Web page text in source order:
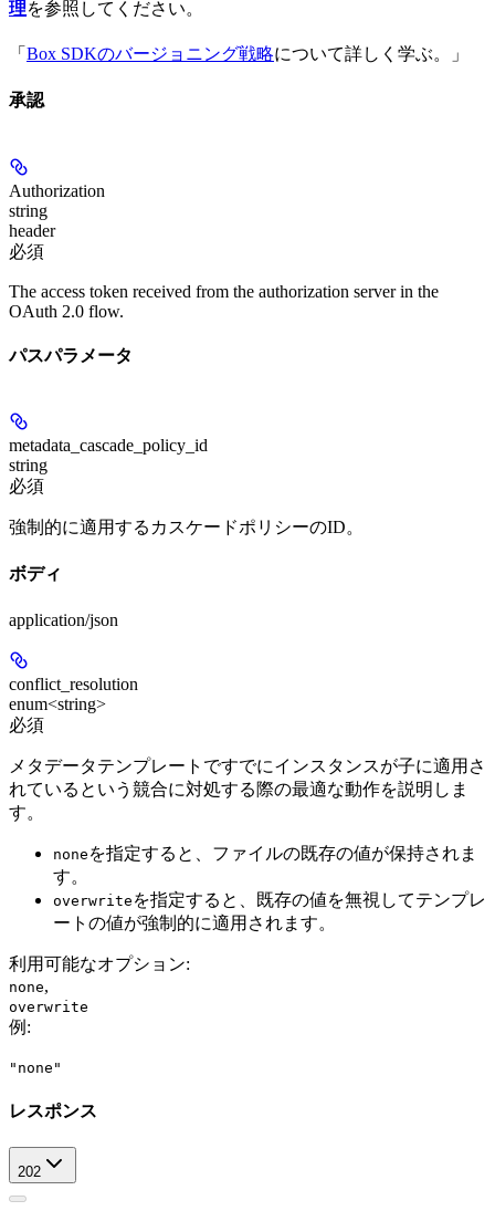
理を参照してください。
「 Box SDKのバージョニング戦略について詳しく学ぶ。」
承認
Authorization
string
header
必須
The access token received from the authorization server in the
OAuth 2.0 flow.
パスパラメータ
metadata_cascade_policy_id
string
必須
強制的に適用するカスケードポリシーのID。
ボディ
application/json
conflict_resolution
enum<string>
必須
メタデータテンプレートですでにインスタンスが子に適用さ
れているという競合に対処する際の最適な動作を説明しま
す。
none を指定すると、ファイルの既存の値が保持されま
す。
overwrite を指定すると、既存の値を無視してテンプレ
ートの値が強制的に適用されます。
利用可能なオプション:
none,
overwrite
例 :
"none"
レスポンス
202